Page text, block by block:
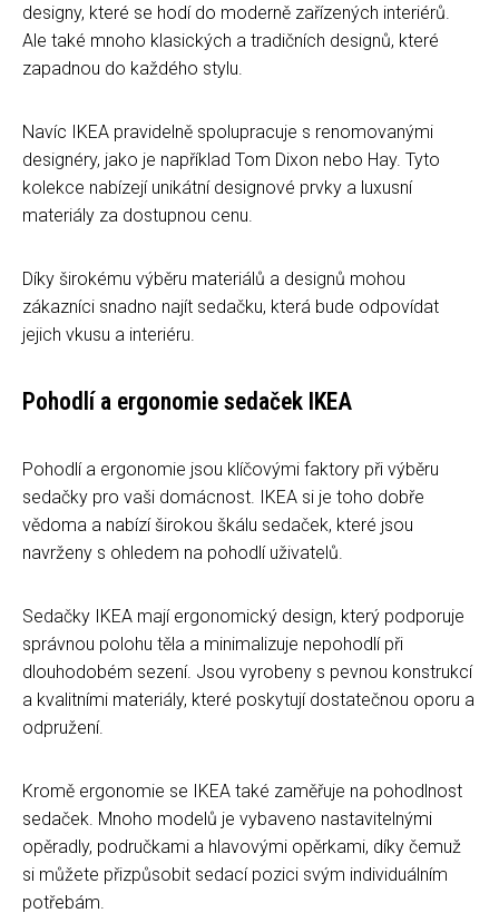
designy, které se hodí do moderně zařízených interiérů.
Ale také mnoho klasických a tradičních designů, které
zapadnou do každého stylu.
Navíc IKEA pravidelně spolupracuje s renomovanými
designéry, jako je například Tom Dixon nebo Hay. Tyto
kolekce nabízejí unikátní designové prvky a luxusní
materiály za dostupnou cenu.
Díky širokému výběru materiálů a designů mohou
zákazníci snadno najít sedačku, která bude odpovídat
jejich vkusu a interiéru.
Pohodlí a ergonomie sedaček IKEA
Pohodlí a ergonomie jsou klíčovými faktory při výběru
sedačky pro vaši domácnost. IKEA si je toho dobře
vědoma a nabízí širokou škálu sedaček, které jsou
navrženy s ohledem na pohodlí uživatelů.
Sedačky IKEA mají ergonomický design, který podporuje
správnou polohu těla a minimalizuje nepohodlí při
dlouhodobém sezení. Jsou vyrobeny s pevnou konstrukcí
a kvalitními materiály, které poskytují dostatečnou oporu a
odpružení.
Kromě ergonomie se IKEA také zaměřuje na pohodlnost
sedaček. Mnoho modelů je vybaveno nastavitelnými
opěradly, područkami a hlavovými opěrkami, díky čemuž
si můžete přizpůsobit sedací pozici svým individuálním
potřebám.